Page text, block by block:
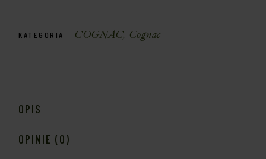
KATEGORIA COGNAC, Cognac
OPIS
OPINIE (0)